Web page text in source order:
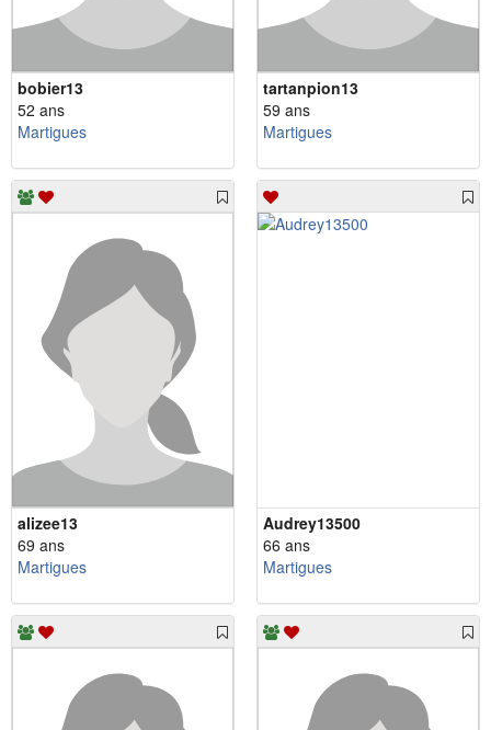
bobier13
52 ans
Martigues
tartanpion13
59 ans
Martigues
alizee13
69 ans
Martigues
Audrey13500
66 ans
Martigues